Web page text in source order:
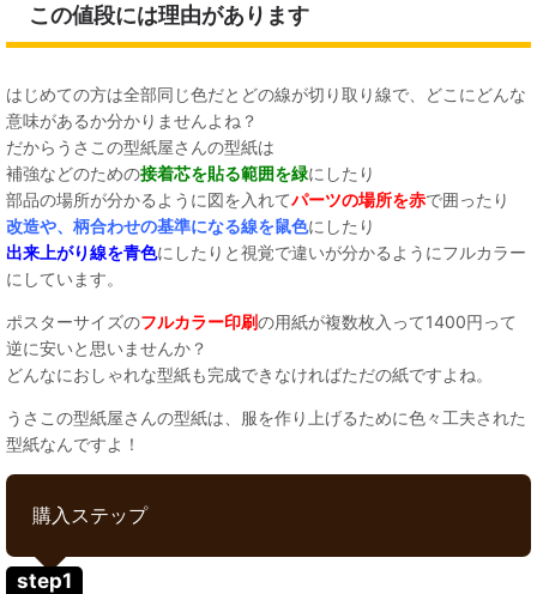
この値段には理由があります
はじめての方は全部同じ色だとどの線が切り取り線で、どこにどんな
意味があるか分かりませんよね？
だからうさこの型紙屋さんの型紙は
補強などのための接着芯を貼る範囲を緑にしたり
部品の場所が分かるように図を入れてパーツの場所を赤で囲ったり
改造や、柄合わせの基準になる線を鼠色にしたり
出来上がり線を青色にしたりと視覚で違いが分かるようにフルカラー
にしています。
ポスターサイズのフルカラー印刷の用紙が複数枚入って1400円って
逆に安いと思いませんか？
どんなにおしゃれな型紙も完成できなければただの紙ですよね。
うさこの型紙屋さんの型紙は、服を作り上げるために色々工夫された
型紙なんですよ！
購入ステップ
step1